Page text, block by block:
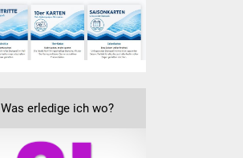
Freihändige Vergabe
Gewerbe - Selbsteintrag
Was erledige ich wo?